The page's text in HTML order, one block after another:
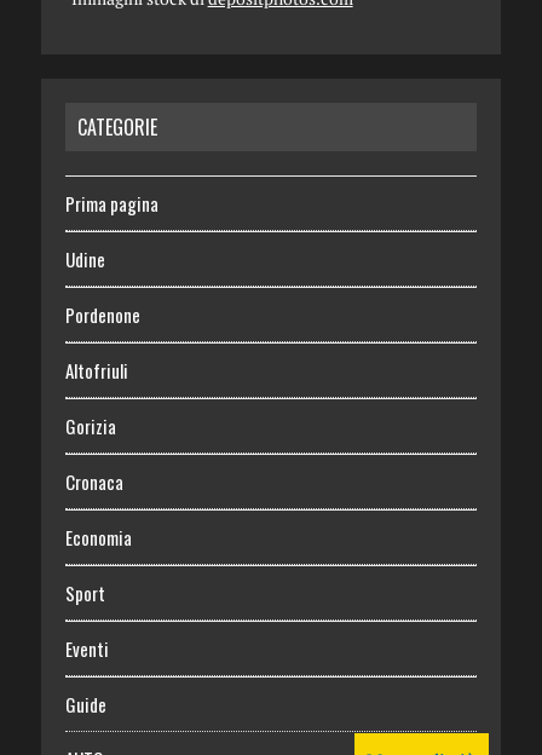
CATEGORIE
Prima pagina
Udine
Pordenone
Altofriuli
Gorizia
Cronaca
Economia
Sport
Eventi
Guide